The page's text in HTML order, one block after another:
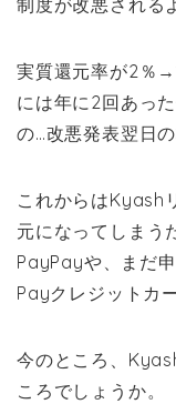
制度が改悪される
実質還元率が2％
には年に2回あっ
の…改悪発表翌日
これからはKyash
元になってしまう
PayPayや、まだ
Payクレジットカ
今のところ、
ころでしょうか。